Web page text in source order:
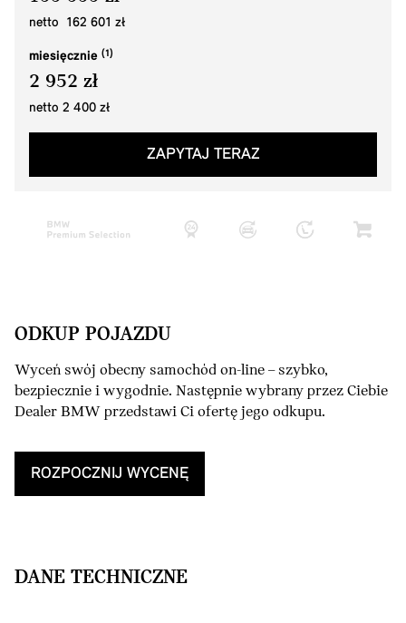
netto 162 601 zł
miesięcznie
2 952 zł
netto 2 400 zł
ZAPYTAJ TERAZ
ODKUP POJAZDU
Wyceń swój obecny samochód on-line – szybko,
bezpiecznie i wygodnie. Następnie wybrany przez Ciebie
Dealer BMW przedstawi Ci ofertę jego odkupu.
ROZPOCZNIJ WYCENĘ
DANE TECHNICZNE